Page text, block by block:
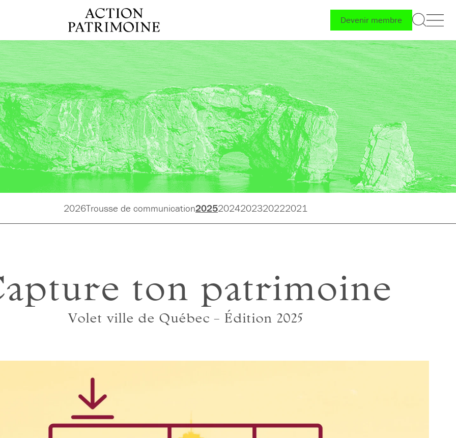
Devenir membre
2026Trousse de communication20252024202320222021
ton patrimoine
Volet ville de Québec – Édition 2025